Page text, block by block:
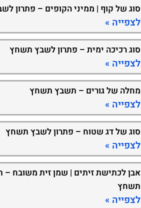
סוג של קוף | ממיני הקופים – פתרון
לצפייה »
סוג רכיכה ימית – פתרון לשבץ תשחץ
לצפייה »
מחלה של גורים – תשבץ תשחץ
לצפייה »
סוג של דג שטוח – פתרון לשבץ תשחץ
לצפייה »
אבן לכתישת זיתים | שמן זית משובח
תשחץ
לצפייה »